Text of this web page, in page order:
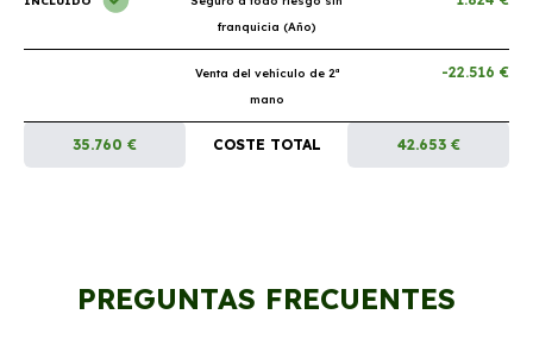
franquicia (Año)
Venta del vehículo de 2ª
mano
-22.516 €
35.760 € COSTE TOTAL 42.653 €
PREGUNTAS FRECUENTES